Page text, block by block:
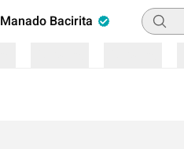
Manado Bacirita